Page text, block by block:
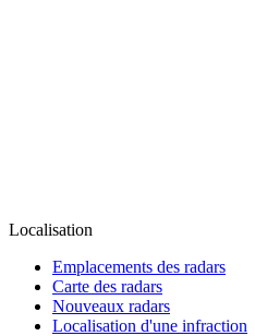
Localisation
Emplacements des radars
Carte des radars
Nouveaux radars
Localisation d'une infraction